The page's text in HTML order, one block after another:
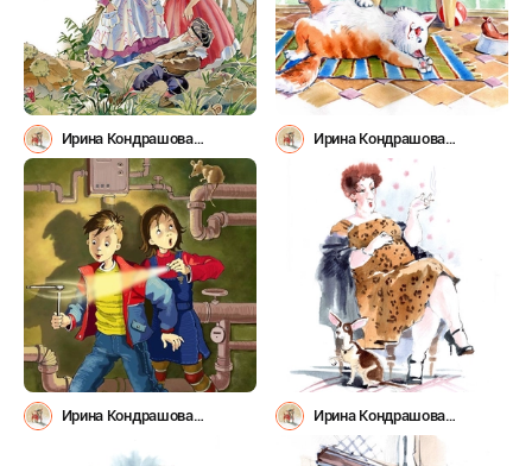
Ирина Кондрашова
(irinys1980)
Ирина Кондрашова
(irinys1980)
Ирина Кондрашова
Ирина Кондрашова
(irinys1980)